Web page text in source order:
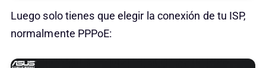
Luego solo tienes que elegir la conexión de tu ISP,
normalmente PPPoE: